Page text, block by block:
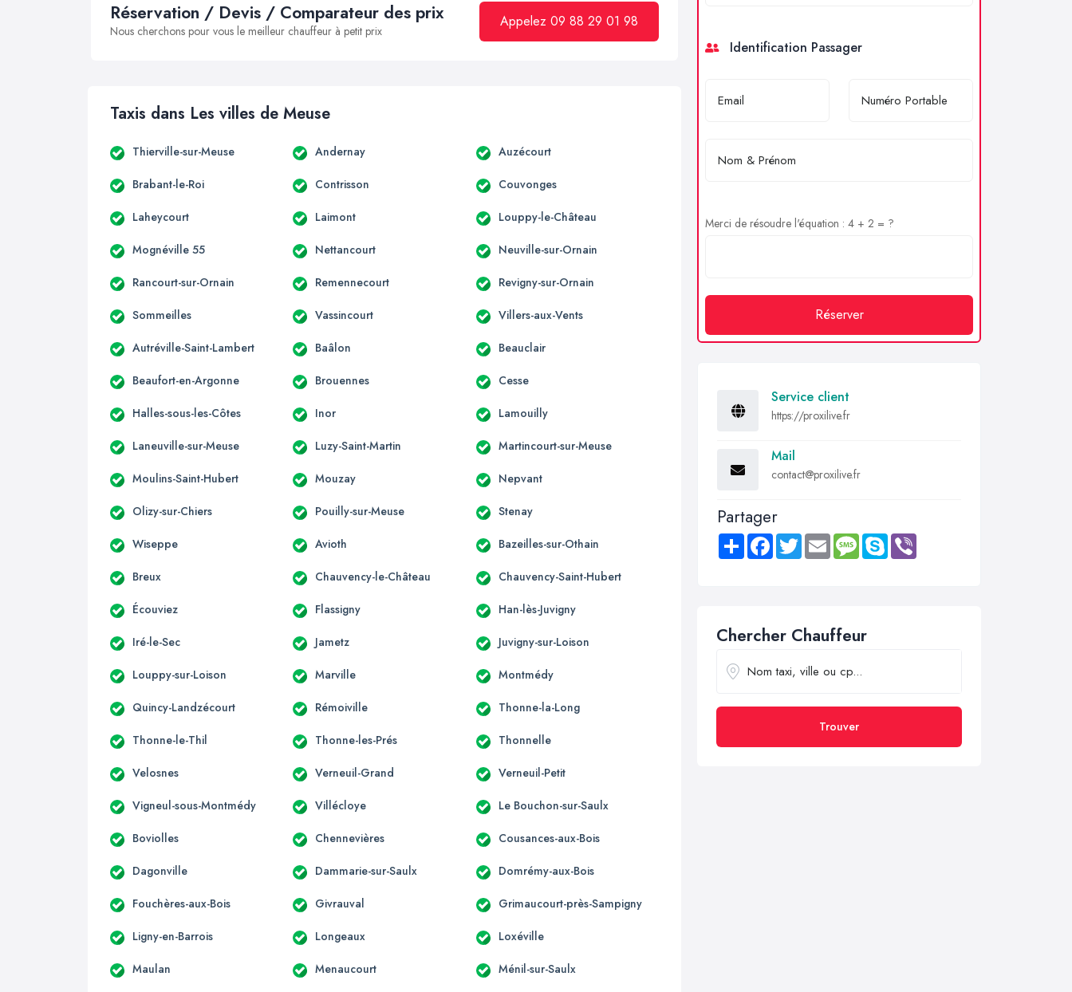
Réservation / Devis / Comparateur des prix
Nous cherchons pour vous le meilleur chauffeur à petit prix
Appelez 09 88 29 01 98
Taxis dans Les villes de Meuse
Thierville-sur-Meuse Andernay Auzécourt
Brabant-le-Roi Contrisson Couvonges
Laheycourt Laimont Louppy-le-Château
Mognéville 55 Nettancourt Neuville-sur-Ornain
Rancourt-sur-Ornain Remennecourt Revigny-sur-Ornain
Sommeilles Vassincourt Villers-aux-Vents
Autréville-Saint-Lambert Baâlon Beauclair
Beaufort-en-Argonne Brouennes Cesse
Halles-sous-les-Côtes Inor Lamouilly
Laneuville-sur-Meuse Luzy-Saint-Martin Martincourt-sur-Meuse
Moulins-Saint-Hubert Mouzay Nepvant
Olizy-sur-Chiers Pouilly-sur-Meuse Stenay
Wiseppe Avioth Bazeilles-sur-Othain
Breux Chauvency-le-Château Chauvency-Saint-Hubert
Écouviez Flassigny Han-lès-Juvigny
Iré-le-Sec Jametz Juvigny-sur-Loison
Louppy-sur-Loison Marville Montmédy
Quincy-Landzécourt Rémoiville Thonne-la-Long
Thonne-le-Thil Thonne-les-Prés Thonnelle
Velosnes Verneuil-Grand Verneuil-Petit
Vigneul-sous-Montmédy Villécloye Le Bouchon-sur-Saulx
Boviolles Chennevières Cousances-aux-Bois
Dagonville Dammarie-sur-Saulx Domrémy-aux-Bois
Fouchères-aux-Bois Givrauval Grimaucourt-près-Sampigny
Ligny-en-Barrois Longeaux Loxéville
Maulan Menaucourt Ménil-sur-Saulx
Identification Passager
Merci de résoudre l'équation : 4 + 2 = ?
Réserver
Service client
https://proxilive.fr
Mail
contact@proxilive.fr
Partager
Share FacebookTwitter Email MessageSkype
Chercher Chauffeur
Trouver